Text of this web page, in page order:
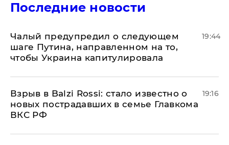
Последние новости
Чалый предупредил о следующем
шаге Путина, направленном на то,
чтобы Украина капитулировала
19:44
Взрыв в Balzi Rossi: стало известно о
новых пострадавших в семье Главкома
ВКС РФ
19:16